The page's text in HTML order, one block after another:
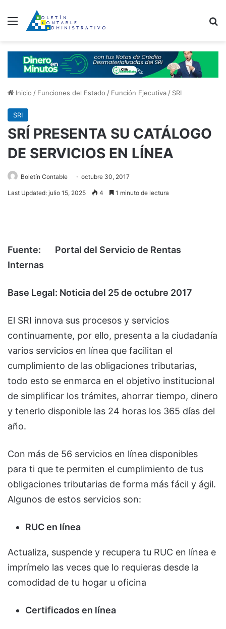
Menú
Inicio / Funciones del Estado / Función Ejecutiva / SRI
SRI
SRÍ PRESENTA SU CATÁLOGO
DE SERVICIOS EN LÍNEA
Boletín Contable octubre 30, 2017
Last Updated: julio 15, 2025 4 1 minuto de lectura
Fuente: Portal del Servicio de Rentas
Internas
Base Legal: Noticia del 25 de octubre 2017
El SRI innova sus procesos y servicios
continuamente, por ello, presenta a la ciudadanía
varios servicios en línea que facilitan el
cumplimiento de las obligaciones tributarias,
todo esto se enmarca en el objetivo institucional
de simplificar los trámites, ahorrar tiempo, dinero
y tenerlo disponible las 24 horas los 365 días del
año.
Con más de 56 servicios en línea disponibles
para ti que te permiten el cumplimiento de tus
obligaciones tributarias de forma más fácil y ágil.
Algunos de estos servicios son:
RUC en línea
Actualiza, suspende y recupera tu RUC en línea e
imprímelo las veces que lo requieras desde la
comodidad de tu hogar u oficina
Certificados en línea